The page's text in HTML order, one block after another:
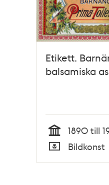
teman
Etikett.
balsamiska
Tid
1890 till
Typ
Bildkonst